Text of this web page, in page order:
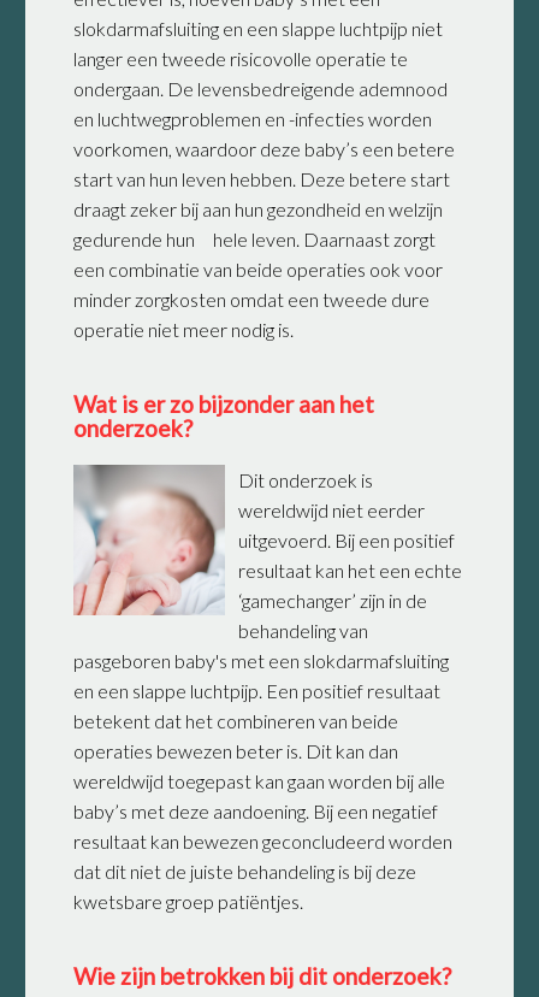
slokdarmafsluiting en een slappe luchtpijp niet
langer een tweede risicovolle operatie te
ondergaan. De levensbedreigende ademnood
en luchtwegproblemen en -infecties worden
voorkomen, waardoor deze baby’s een betere
start van hun leven hebben. Deze betere start
draagt zeker bij aan hun gezondheid en welzijn
gedurende hun hele leven. Daarnaast zorgt
een combinatie van beide operaties ook voor
minder zorgkosten omdat een tweede dure
operatie niet meer nodig is.
Wat is er zo bijzonder aan het
onderzoek?
Dit onderzoek is
wereldwijd niet eerder
uitgevoerd. Bij een positief
resultaat kan het een echte
‘gamechanger’ zijn in de
behandeling van
pasgeboren baby's met een slokdarmafsluiting
en een slappe luchtpijp. Een positief resultaat
betekent dat het combineren van beide
operaties bewezen beter is. Dit kan dan
wereldwijd toegepast kan gaan worden bij alle
baby’s met deze aandoening. Bij een negatief
resultaat kan bewezen geconcludeerd worden
dat dit niet de juiste behandeling is bij deze
kwetsbare groep patiëntjes.
Wie zijn betrokken bij dit onderzoek?